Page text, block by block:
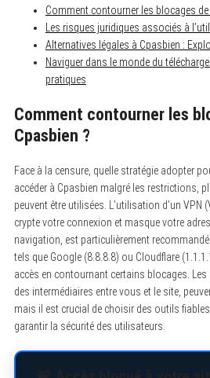
Comment contourner les blocages de
Les risques juridiques associés à
Alternatives légales à Cpasbien :
Naviguer dans le monde du
pratiques
Comment contourner les
Cpasbien ?
Face à la censure, quelle stratégie adopter
accéder à Cpasbien malgré les restrictions,
peuvent être utilisées. L’utilisation d’un VPN
crypte votre connexion et masque votre
navigation, est particulièrement
tels que Google (8.8.8.8) ou Cloudflare
accès en contournant certains blocages.
des intermédiaires entre vous et le site,
mais il est crucial de choisir des outils
garantir la sécurité des utilisateurs.